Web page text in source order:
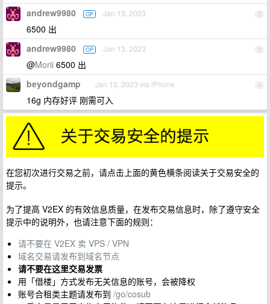
2
andrew9980 OP Jan 13, 2023
6500 出
3
andrew9980 OP Jan 13, 2023
@Morii 6500 出
4
beyondgamp Jan 13, 2023 via iPhone
16g 内存好评 刚需可入
在您初次进行交易之前，请点击上面的黄色横条阅读关于交易安全的
提示。
为了提高 V2EX 的有效信息质量，在发布交易信息时，除了遵守安全
提示中的说明外，也请注意下面的规则：
请不要在 V2EX 卖 VPS / VPN
域名交易请发布到域名节点
请不要在这里交易发票
用「借楼」方式发布无关信息的账号，会被降权
账号合租类主题请发布到 /go/cosub